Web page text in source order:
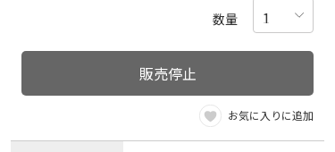
数量
販売停止
お気に入りに追加